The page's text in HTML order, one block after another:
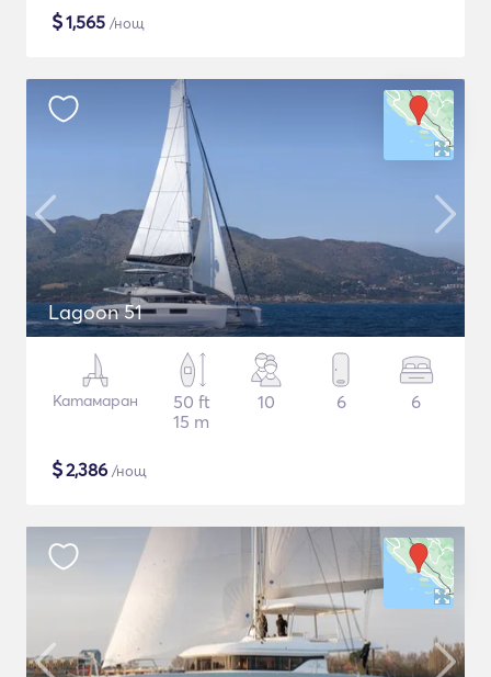
$1,565 /нощ
Lagoon 51
Катамаран
50 ft
15 m
10 6 6
$2,386 /нощ